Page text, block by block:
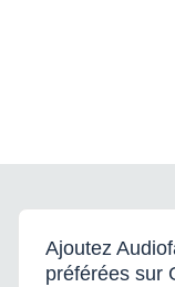
Ajoutez
préférées sur